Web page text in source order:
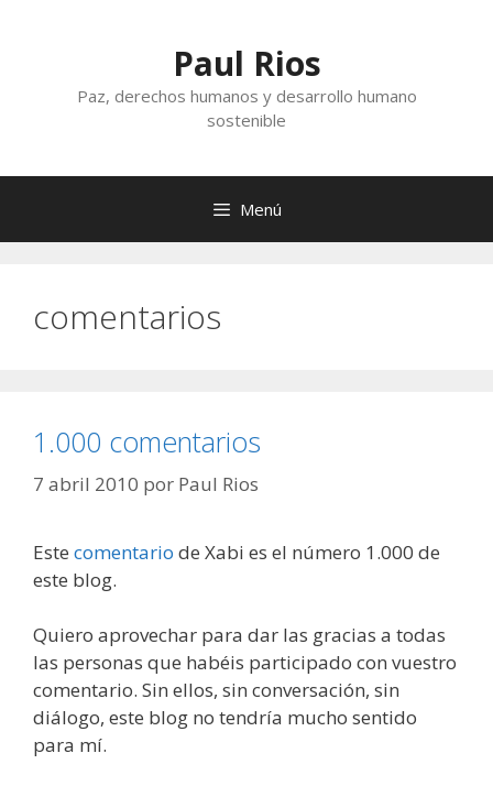
Paul Rios
Paz, derechos humanos y desarrollo humano
sostenible
Menú
comentarios
1.000 comentarios
7 abril 2010 por Paul Rios
Este comentario de Xabi es el número 1.000 de
este blog.
Quiero aprovechar para dar las gracias a todas
las personas que habéis participado con vuestro
comentario. Sin ellos, sin conversación, sin
diálogo, este blog no tendría mucho sentido
para mí.